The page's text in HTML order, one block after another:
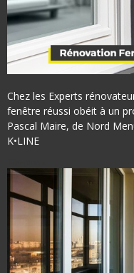
Chez les Experts
fenêtre réussi obéit à un
Pascal Maire, de Nord
K•LINE